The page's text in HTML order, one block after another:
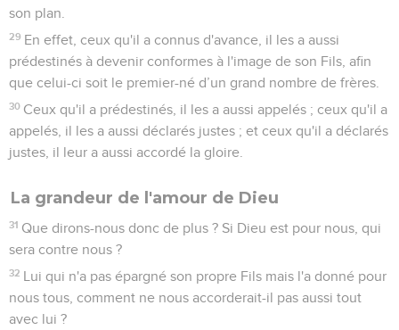
son plan.
29 En effet, ceux qu'il a connus d'avance, il les a aussi
prédestinés à devenir conformes à l'image de son Fils, afin
que celui-ci soit le premier-né d’un grand nombre de frères.
30 Ceux qu'il a prédestinés, il les a aussi appelés ; ceux qu'il a
appelés, il les a aussi déclarés justes ; et ceux qu'il a déclarés
justes, il leur a aussi accordé la gloire.
La grandeur de l'amour de Dieu
31 Que dirons-nous donc de plus ? Si Dieu est pour nous, qui
sera contre nous ?
32 Lui qui n'a pas épargné son propre Fils mais l'a donné pour
nous tous, comment ne nous accorderait-il pas aussi tout
avec lui ?